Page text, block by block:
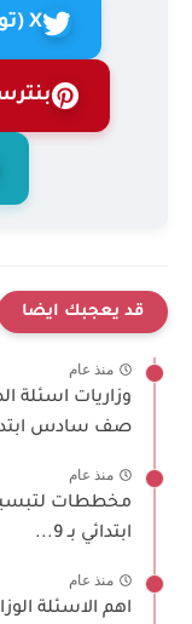
X (تويتر سابقًا)
قد يعجبك ايضا
منذ عام
وزاريات اسئلة
صف سادس
منذ عام
مخططات
ابتدائي بـ 9...
منذ عام
اهم الاسئلة